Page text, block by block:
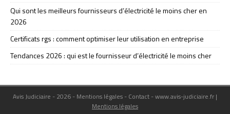
Qui sont les meilleurs fournisseurs d’électricité le moins cher en
2026
Certificats rgs : comment optimiser leur utilisation en entreprise
Tendances 2026 : qui est le fournisseur d’électricité le moins cher
Avis Judiciaire - 2026 - Mentions légales - Contact - www.avis-judiciaire.fr |
Mentions légales